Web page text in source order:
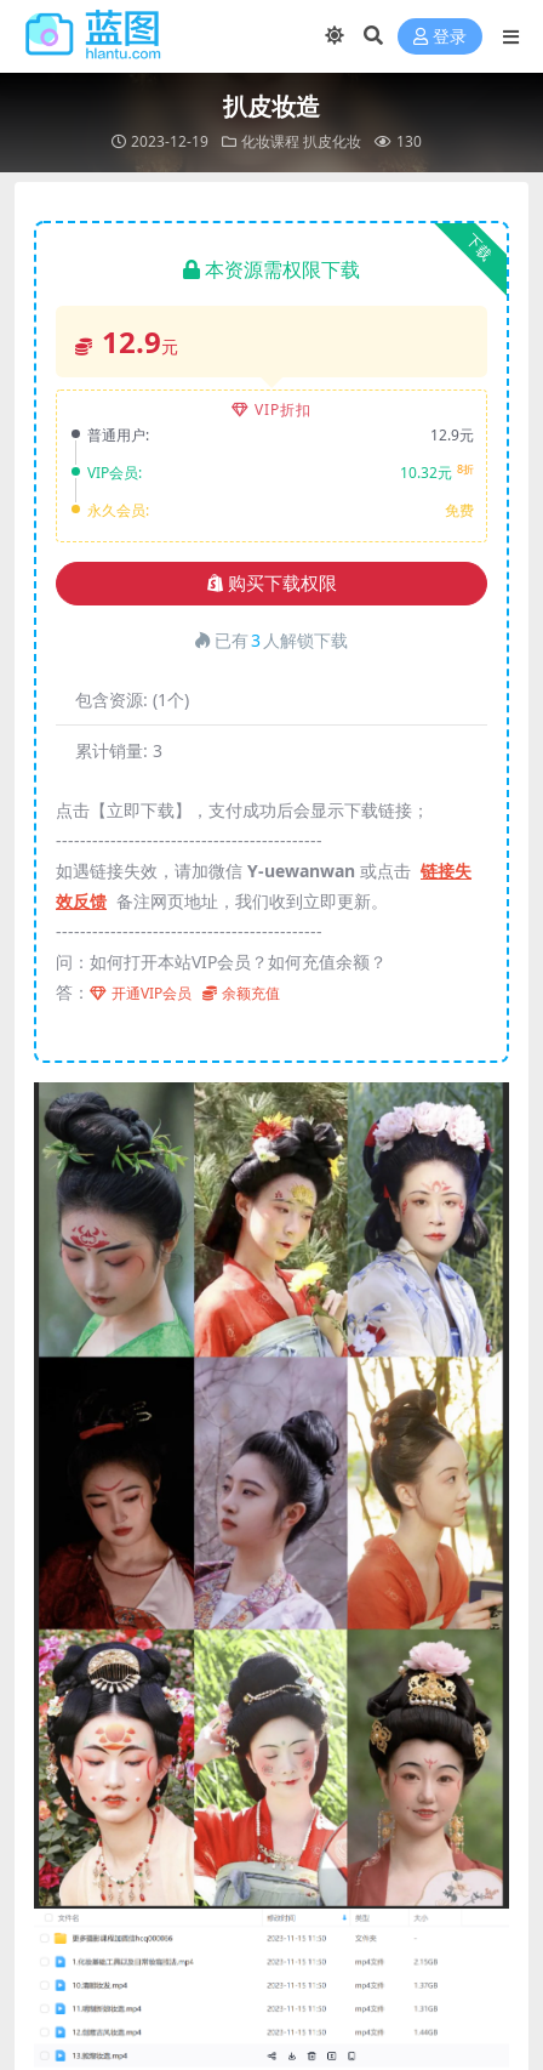
登录
扒皮妆造
2023-12-19 化妆课程 扒皮化妆 130
下载
本资源需权限下载
12.9元
VIP折扣
普通用户:
12.9元
VIP会员:
10.32元 8折
永久会员: 免费
购买下载权限
已有3 人解锁下载
包含资源: (1个)
累计销量: 3
点击【立即下载】，支付成功后会显示下载链接；
--------------------------------------------
如遇链接失效，请加微信 Y-uewanwan 或点击 链接失
效反馈 备注网页地址，我们收到立即更新。
--------------------------------------------
问：如何打开本站VIP会员？如何充值余额？
答：
开通VIP会员 余额充值